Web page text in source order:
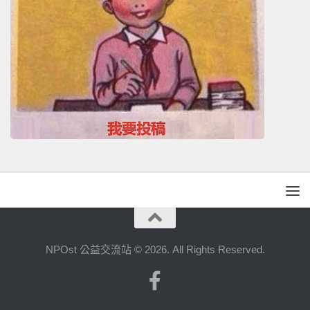
NPOst 公益交流站 © 2026. All Rights Reserved.